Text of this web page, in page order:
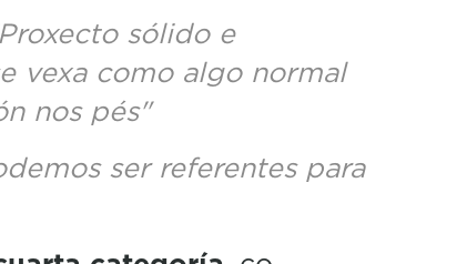
e
o
d
o
sólido e
vexa como algo normal
nos pés"
ser referentes para